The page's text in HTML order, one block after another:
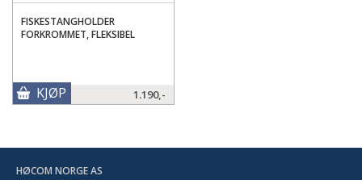
FISKESTANGHOLDER
FORKROMMET, FLEKSIBEL
1.190,-
KJØP
HØCOM NORGE AS